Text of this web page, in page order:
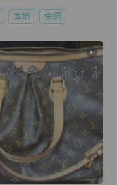
本地 免運